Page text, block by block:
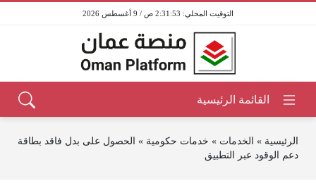
2:31:53 ص / 9 أغسطس 2026
الرئيسية » الخدمات » خدمات حكومية » الحصول على بدل فاقد بطاقة
دعم الوقود عبر التطبيق